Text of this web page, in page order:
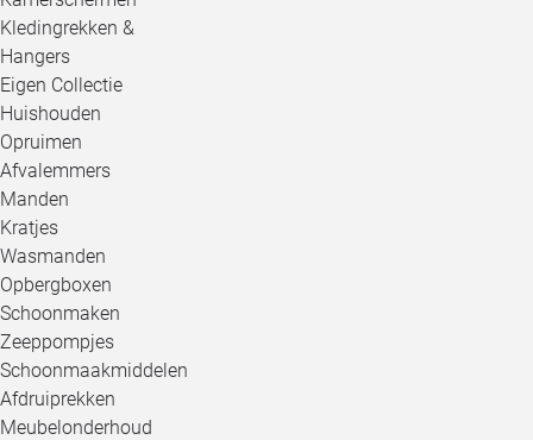
Kledingrekken &
Hangers
Eigen Collectie
Huishouden
Opruimen
Afvalemmers
Manden
Kratjes
Wasmanden
Opbergboxen
Schoonmaken
Zeeppompjes
Schoonmaakmiddelen
Afdruiprekken
Meubelonderhoud